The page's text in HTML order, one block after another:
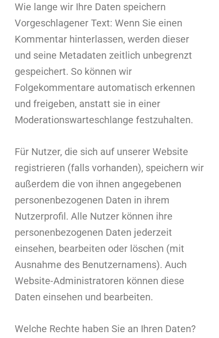
Wie lange wir Ihre Daten speichern
Vorgeschlagener Text: Wenn Sie einen
Kommentar hinterlassen, werden dieser
und seine Metadaten zeitlich unbegrenzt
gespeichert. So können wir
Folgekommentare automatisch erkennen
und freigeben, anstatt sie in einer
Moderationswarteschlange festzuhalten.
Für Nutzer, die sich auf unserer Website
registrieren (falls vorhanden), speichern wir
außerdem die von ihnen angegebenen
personenbezogenen Daten in ihrem
Nutzerprofil. Alle Nutzer können ihre
personenbezogenen Daten jederzeit
einsehen, bearbeiten oder löschen (mit
Ausnahme des Benutzernamens). Auch
Website-Administratoren können diese
Daten einsehen und bearbeiten.
Welche Rechte haben Sie an Ihren Daten?